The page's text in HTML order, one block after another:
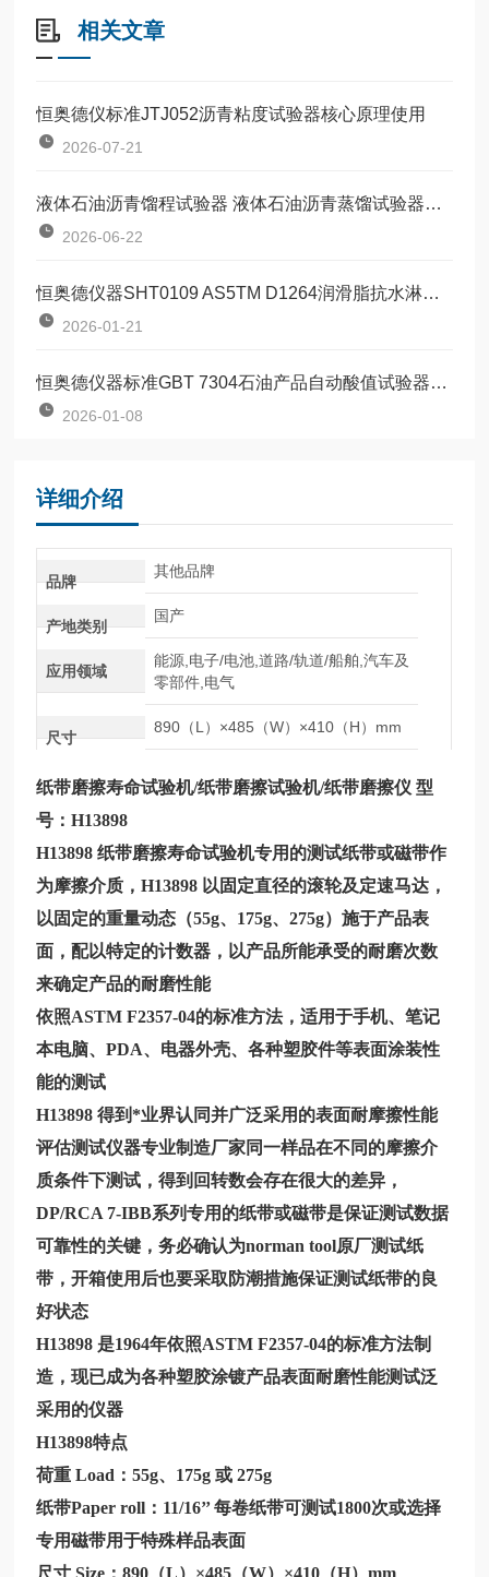
相关文章
恒奥德仪标准JTJ052沥青粘度试验器核心原理使用
2026-07-21
液体石油沥青馏程试验器 液体石油沥青蒸馏试验器工作原理操作流程
2026-06-22
恒奥德仪器SHT0109 AS5TM D1264润滑脂抗水淋性能试验器操作步骤使用原理
2026-01-21
恒奥德仪器标准GBT 7304石油产品自动酸值试验器基于酸碱中和滴定原理
2026-01-08
详细介绍
品牌
其他品牌
产地类别
国产
应用领域
能源,电子/电池,道路/轨道/船舶,汽车及
零部件,电气
尺寸
890（L）×485（W）×410（H）mm
纸带磨擦寿命试验机/纸带磨擦试验机/纸带磨擦仪 型
号：H13898
H13898纸带磨擦寿命试验机专用的测试纸带或磁带作
为摩擦介质，H13898 以固定直径的滚轮及定速马达，
以固定的重量动态（55g、175g、275g）施于产品表
面，配以特定的计数器，以产品所能承受的耐磨次数
来确定产品的耐磨性能
依照ASTM F2357-04的标准方法，适用于手机、笔记
本电脑、PDA、电器外壳、各种塑胶件等表面涂装性
能的测试
H13898得到*业界认同并广泛采用的表面耐摩擦性能
评估测试仪器专业制造厂家同一样品在不同的摩擦介
质条件下测试，得到回转数会存在很大的差异，
DP/RCA 7-IBB系列专用的纸带或磁带是保证测试数据
可靠性的关键，务必确认为norman tool原厂测试纸
带，开箱使用后也要采取防潮措施保证测试纸带的良
好状态
H13898是1964年依照ASTM F2357-04的标准方法制
造，现已成为各种塑胶涂镀产品表面耐磨性能测试泛
采用的仪器
H13898特点
荷重 Load：55g、175g 或 275g
纸带Paper roll：11/16’’ 每卷纸带可测试1800次或选择
专用磁带用于特殊样品表面
尺寸 Size：890（L）×485（W）×410（H）mm